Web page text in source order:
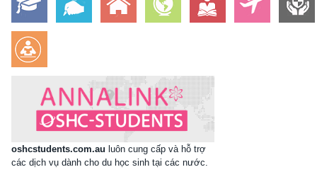
oshcstudents.com.au luôn cung cấp và hỗ trợ
các dịch vụ dành cho du học sinh tại các nước.